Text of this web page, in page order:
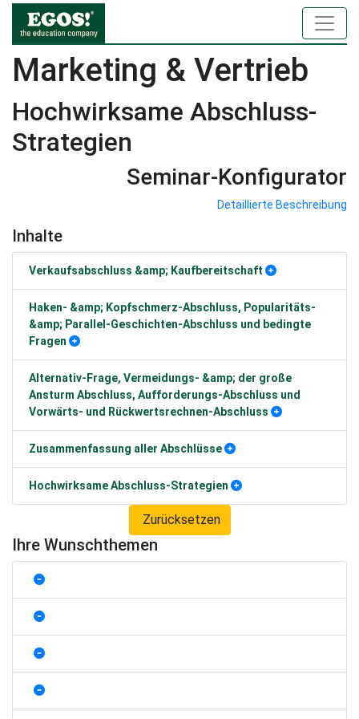
Marketing & Vertrieb
Hochwirksame Abschluss-
Strategien
Seminar-Konfigurator
Detaillierte Beschreibung
Inhalte
Verkaufsabschluss &amp; Kaufbereitschaft
Haken- &amp; Kopfschmerz-Abschluss, Popularitäts-
&amp; Parallel-Geschichten-Abschluss und bedingte
Fragen
Alternativ-Frage, Vermeidungs- &amp; der große
Ansturm Abschluss, Aufforderungs-Abschluss und
Vorwärts- und Rückwertsrechnen-Abschluss
Zusammenfassung aller Abschlüsse
Hochwirksame Abschluss-Strategien
Zurücksetzen
Ihre Wunschthemen